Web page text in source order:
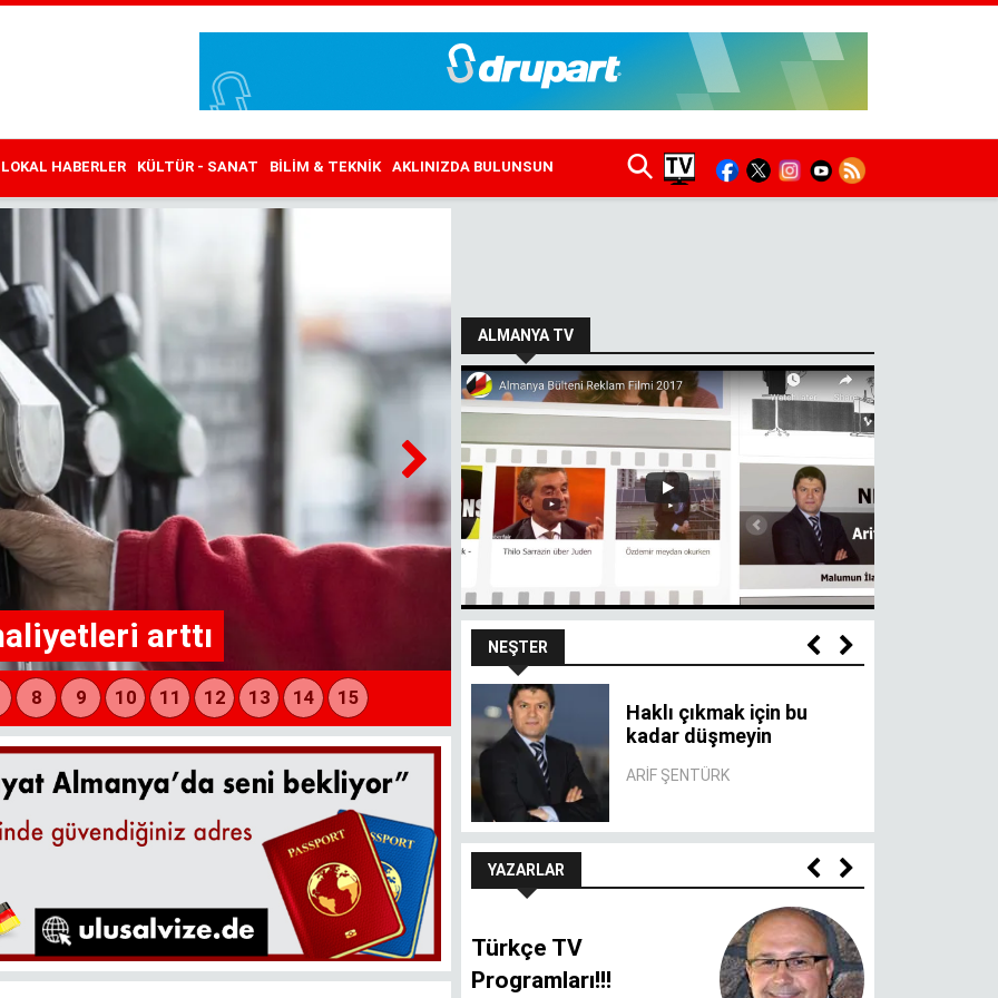
LOKAL HABERLER KÜLTÜR - SANAT BILIM & TEKNIK AKLINIZDA BULUNSUN
satışlarında gerileme
AB’de yaşayanların yarısı 45
ALMANYA TV
NEŞTER
100 yaşındaki
devletten 18’lik
delikanlı refleksi
ARIF ŞENTÜRK
Haklı çıkmak için bu
kadar düşmeyin
ARIF ŞENTÜRK
YAZARLAR
Türkçe TV
Programları!!!